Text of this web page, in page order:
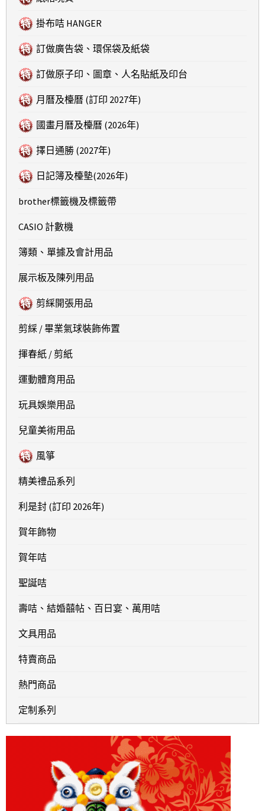
掛布咭 HANGER
訂做廣告袋、環保袋及紙袋
訂做原子印、圖章、人名貼紙及印台
月曆及檯曆 (訂印 2027年)
國畫月曆及檯曆 (2026年)
擇日通勝 (2027年)
日記簿及檯墊(2026年)
brother標籤機及標籤帶
CASIO 計數機
簿類、單據及會計用品
展示板及陳列用品
剪綵開張用品
剪綵 / 畢業氣球裝飾佈置
揮春紙 / 剪紙
運動體育用品
玩具娛樂用品
兒童美術用品
風箏
精美禮品系列
利是封 (訂印 2026年)
賀年飾物
賀年咭
聖誕咭
壽咭、結婚囍帖、百日宴、萬用咭
文具用品
特賣商品
熱門商品
定制系列